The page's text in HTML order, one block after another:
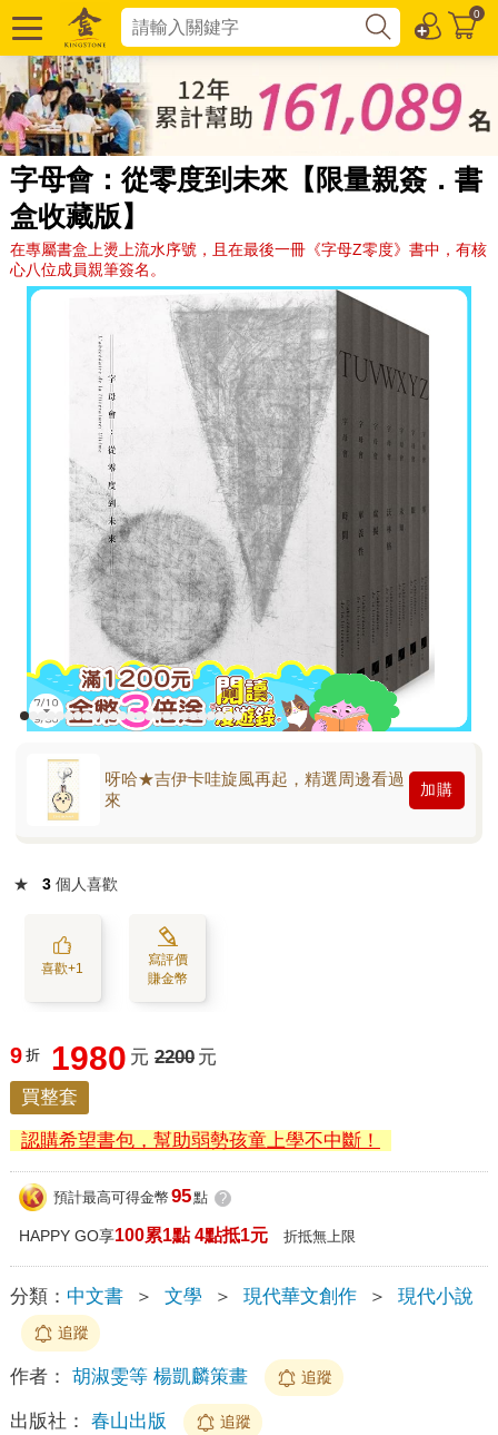
0
字母會：從零度到未來【限量親簽．書
盒收藏版】
在專屬書盒上燙上流水序號，且在最後一冊《字母Z零度》書中，有核
心八位成員親筆簽名。
呀哈★吉伊卡哇旋風再起，精選周邊看過
來
加購
★ 3 個人喜歡
喜歡+1
寫評價
賺金幣
9 折 1980 元 2200 元
買整套
認購希望書包，幫助弱勢孩童上學不中斷！
預計最高可得金幣 95點 ?
HAPPY GO享100累1點 4點抵1元 折抵無上限
分類： 中文書 ＞ 文學 ＞ 現代華文創作 ＞ 現代小說
追蹤
作者： 胡淑雯等 楊凱麟策畫 追蹤
出版社： 春山出版 追蹤